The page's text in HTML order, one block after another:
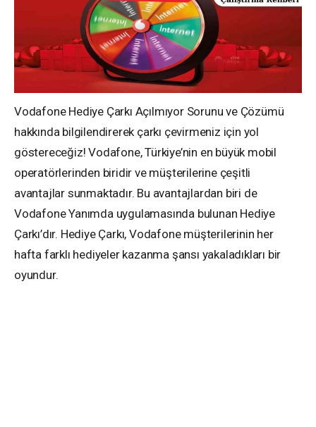
Vodafone Hediye Çarkı Açılmıyor Sorunu ve Çözümü
hakkında bilgilendirerek çarkı çevirmeniz için yol
göstereceğiz! Vodafone, Türkiye’nin en büyük mobil
operatörlerinden biridir ve müşterilerine çeşitli
avantajlar sunmaktadır. Bu avantajlardan biri de
Vodafone Yanımda uygulamasında bulunan Hediye
Çarkı’dır. Hediye Çarkı, Vodafone müşterilerinin her
hafta farklı hediyeler kazanma şansı yakaladıkları bir
oyundur.